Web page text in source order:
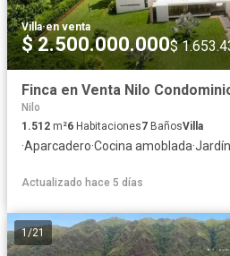
Villa·en venta
$ 2.500.000.000$
Nilo
1.512 m²6 Habitaciones7 BañosVilla
·Aparcadero·Cocina amoblada·Jardín
Actualizado hace 5 días
1 /21